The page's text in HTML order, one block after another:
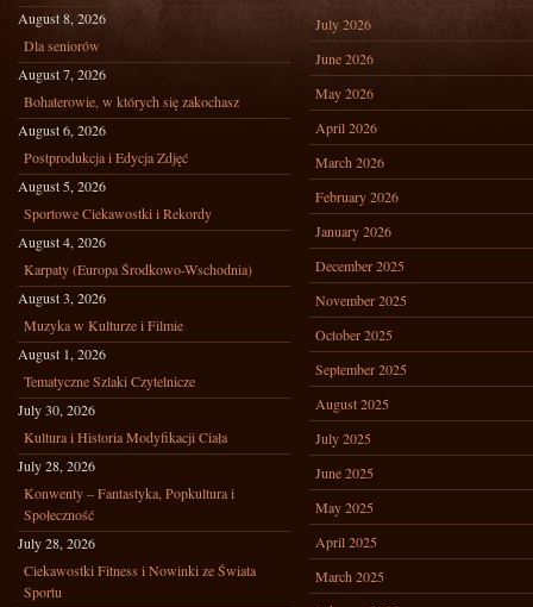
August 8, 2026
Dla seniorów
August 7, 2026
Bohaterowie, w których się zakochasz
August 6, 2026
Postprodukcja i Edycja Zdjęć
August 5, 2026
Sportowe Ciekawostki i Rekordy
August 4, 2026
Karpaty (Europa Środkowo-Wschodnia)
August 3, 2026
Muzyka w Kulturze i Filmie
August 1, 2026
Tematyczne Szlaki Czytelnicze
July 30, 2026
Kultura i Historia Modyfikacji Ciała
July 28, 2026
Konwenty – Fantastyka, Popkultura i
Społeczność
July 28, 2026
Ciekawostki Fitness i Nowinki ze Świata
Sportu
July 2026
June 2026
May 2026
April 2026
March 2026
February 2026
January 2026
December 2025
November 2025
October 2025
September 2025
August 2025
July 2025
June 2025
May 2025
April 2025
March 2025